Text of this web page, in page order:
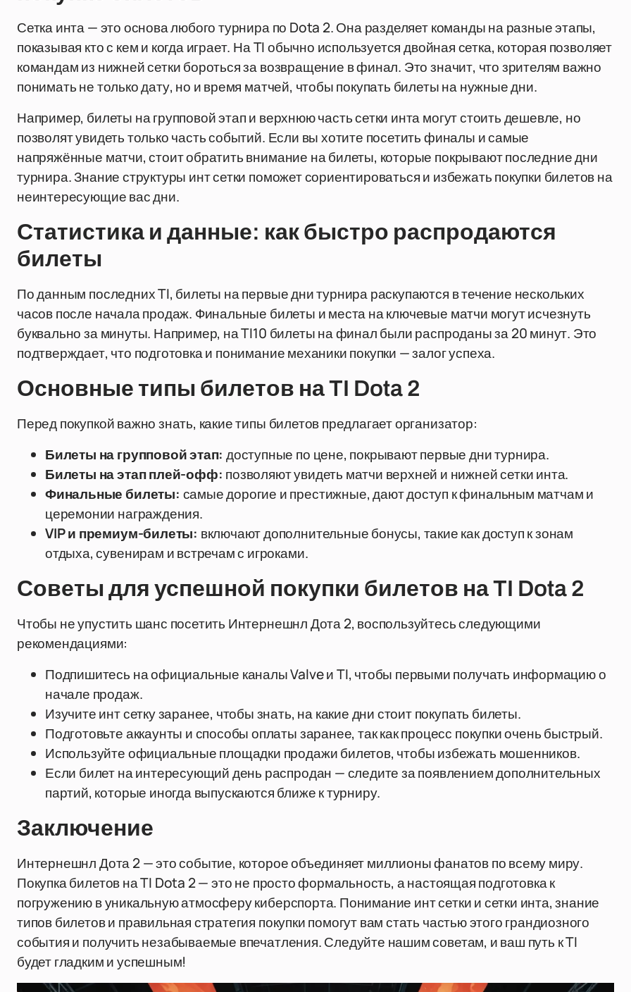
Сетка инта — это основа любого турнира по Dota 2. Она разделяет команды на разные этапы,
показывая кто с кем и когда играет. На TI обычно используется двойная сетка, которая позволяет
командам из нижней сетки бороться за возвращение в финал. Это значит, что зрителям важно
понимать не только дату, но и время матчей, чтобы покупать билеты на нужные дни.
Например, билеты на групповой этап и верхнюю часть сетки инта могут стоить дешевле, но
позволят увидеть только часть событий. Если вы хотите посетить финалы и самые
напряжённые матчи, стоит обратить внимание на билеты, которые покрывают последние дни
турнира. Знание структуры инт сетки поможет сориентироваться и избежать покупки билетов на
неинтересующие вас дни.
Статистика и данные: как быстро распродаются
билеты
По данным последних TI, билеты на первые дни турнира раскупаются в течение нескольких
часов после начала продаж. Финальные билеты и места на ключевые матчи могут исчезнуть
буквально за минуты. Например, на TI10 билеты на финал были распроданы за 20 минут. Это
подтверждает, что подготовка и понимание механики покупки — залог успеха.
Основные типы билетов на TI Dota 2
Перед покупкой важно знать, какие типы билетов предлагает организатор:
Билеты на групповой этап: доступные по цене, покрывают первые дни турнира.
Билеты на этап плей-офф: позволяют увидеть матчи верхней и нижней сетки инта.
Финальные билеты: самые дорогие и престижные, дают доступ к финальным матчам и
церемонии награждения.
VIP и премиум-билеты: включают дополнительные бонусы, такие как доступ к зонам
отдыха, сувенирам и встречам с игроками.
Советы для успешной покупки билетов на TI Dota 2
Чтобы не упустить шанс посетить Интернешнл Дота 2, воспользуйтесь следующими
рекомендациями:
Подпишитесь на официальные каналы Valve и TI, чтобы первыми получать информацию о
начале продаж.
Изучите инт сетку заранее, чтобы знать, на какие дни стоит покупать билеты.
Подготовьте аккаунты и способы оплаты заранее, так как процесс покупки очень быстрый.
Используйте официальные площадки продажи билетов, чтобы избежать мошенников.
Если билет на интересующий день распродан — следите за появлением дополнительных
партий, которые иногда выпускаются ближе к турниру.
Заключение
Интернешнл Дота 2 — это событие, которое объединяет миллионы фанатов по всему миру.
Покупка билетов на TI Dota 2 — это не просто формальность, а настоящая подготовка к
погружению в уникальную атмосферу киберспорта. Понимание инт сетки и сетки инта, знание
типов билетов и правильная стратегия покупки помогут вам стать частью этого грандиозного
события и получить незабываемые впечатления. Следуйте нашим советам, и ваш путь к TI
будет гладким и успешным!